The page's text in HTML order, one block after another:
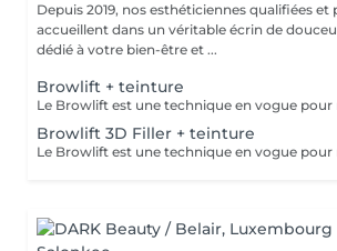
Depuis 2019, nos esthéticiennes qualifiées et
accueillent dans un véritable écrin de
dédié à votre bien-être et ...
Browlift + teinture
Browlift 3D Filler + teinture